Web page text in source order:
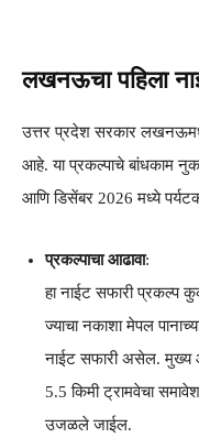
लखनऊचा पहिला
उत्तर प्रदेश सरकार
आहे. या प्रकल्पाचे बांधकाम
आणि डिसेंबर 2026 मध्ये
प्रकल्पाचा आढावा:
हा नाईट सफारी प्रकल्प
ज्याचा नकाशा मेपल
नाईट सफारी असेल. मुख्य
5.5 किमी ट्रामवेचा
उजळले जाईल.